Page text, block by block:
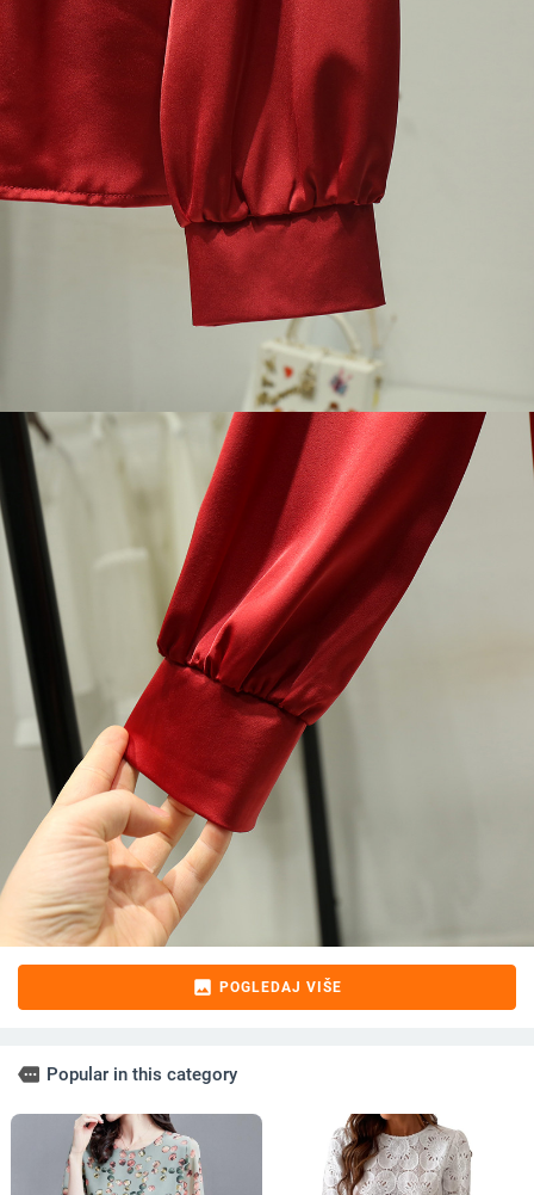
image POGLEDAJ VIŠE
more Popular in this category